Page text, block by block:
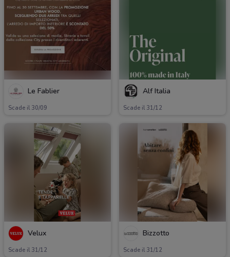
Le Fablier
Scade il 30/09
Alf Italia
Scade il 31/12
Velux
Scade il 31/12
Bizzotto
Scade il 31/12